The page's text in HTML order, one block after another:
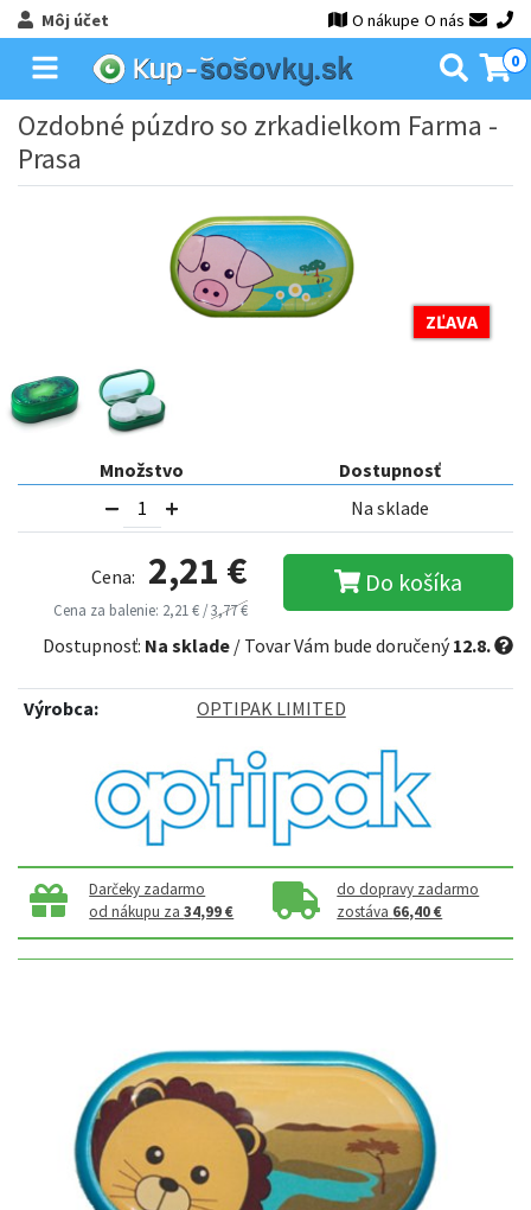
Môj účet O nákupe O nás
0
Ozdobné púzdro so zrkadielkom Farma -
Prasa
ZĽAVA
Množstvo
Dostupnosť
Na sklade
Cena: 2,21 €
Cena za balenie: 2,21 € /3,77 €
Do košíka
Dostupnosť: Na sklade / Tovar Vám bude doručený12.8.
Výrobca: OPTIPAK LIMITED
Darčeky zadarmo
od nákupu za34,99 €
do dopravy zadarmo
zostáva 66,40 €